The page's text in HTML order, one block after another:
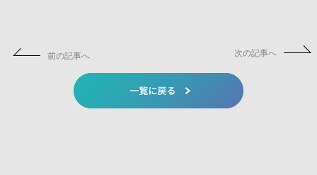
前の記事へ 次の記事へ